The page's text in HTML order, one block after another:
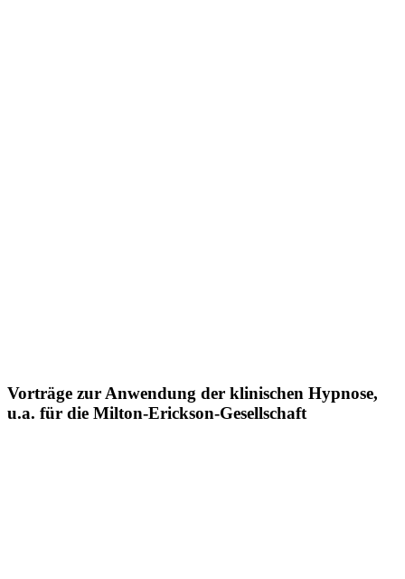
Vorträge zur Anwendung der klinischen Hypnose,
u.a. für die Milton-Erickson-Gesellschaft